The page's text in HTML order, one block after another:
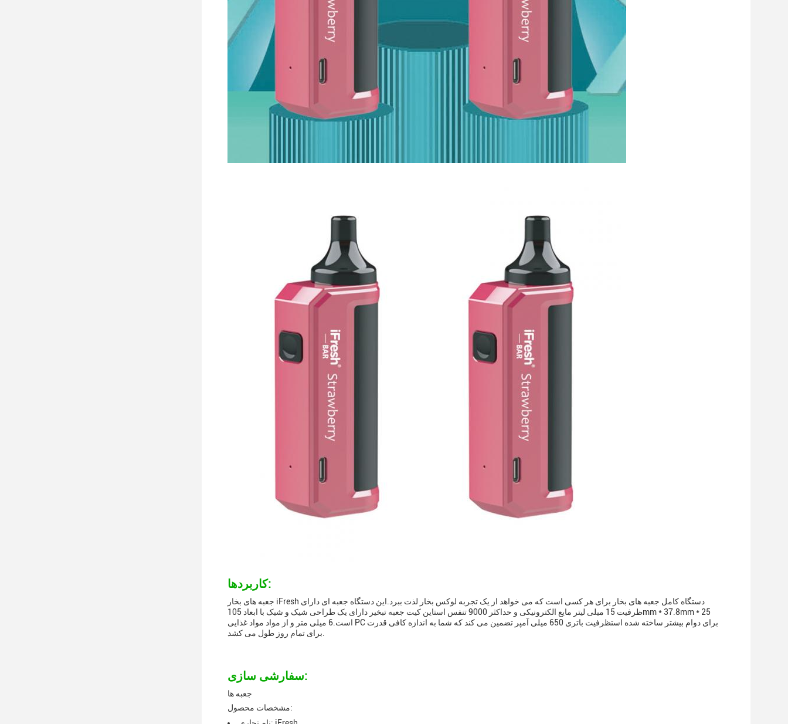
کاربردها:
جعبه های بخار iFresh دستگاه کامل جعبه های بخار برای هر کسی است که می خواهد از یک تجربه لوکس بخار لذت ببرد.این دستگاه جعبه ای دارای
ظرفیت 15 میلی لیتر مایع الکترونیکی و حداکثر 9000 تنفس استاین کیت جعبه تبخیر دارای یک طراحی شیک و شیک با ابعاد 105mm * 37.8mm * 25
است.6 میلی متر و از مواد مواد غذایی PC برای دوام بیشتر ساخته شده استظرفیت باتری 650 میلی آمپر تضمین می کند که شما به اندازه کافی قدرت
سفارشی سازی:
جعبه ها
مشخصات محصول: